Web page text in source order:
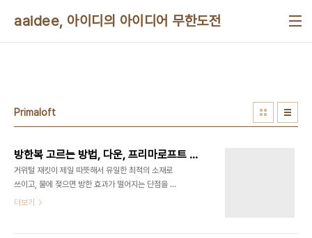
aaidee, 아이디의 아이디어 무한도전
Primaloft
방한복 고르는 방법, 다운, 프리마로프트 등에 관한 설명
거위털 재킷이 제일 따뜻해서 유일한 최적의 소재로
쓰이고, 물에 젖으면 방한 효과가 떨어지는 단점을 위
해서 프리마로프트가 필파워 500~900급의 대안
더보기